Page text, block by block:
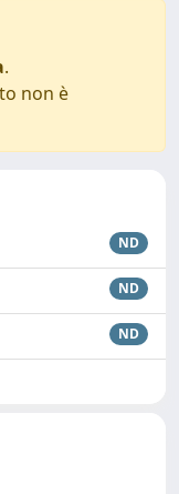
.
non è
ND
ND
ND